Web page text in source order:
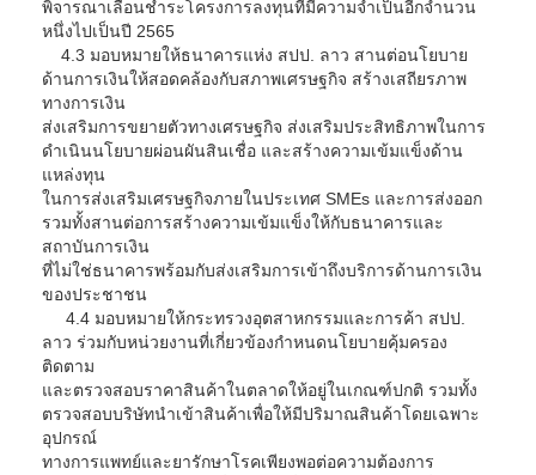
พิจารณาเลื่อนชำระโครงการลงทุนที่มีความจำเป็นอีกจำนวน
หนึ่งไปเป็นปี 2565
4.3 มอบหมายให้ธนาคารแห่ง สปป. ลาว สานต่อนโยบาย
ด้านการเงินให้สอดคล้องกับสภาพเศรษฐกิจ สร้างเสถียรภาพ
ทางการเงิน
ส่งเสริมการขยายตัวทางเศรษฐกิจ ส่งเสริมประสิทธิภาพในการ
ดำเนินนโยบายผ่อนผันสินเชื่อ และสร้างความเข้มแข็งด้าน
แหล่งทุน
ในการส่งเสริมเศรษฐกิจภายในประเทศ SMEs และการส่งออก
รวมทั้งสานต่อการสร้างความเข้มแข็งให้กับธนาคารและ
สถาบันการเงิน
ที่ไม่ใช่ธนาคารพร้อมกับส่งเสริมการเข้าถึงบริการด้านการเงิน
ของประชาชน
4.4 มอบหมายให้กระทรวงอุตสาหกรรมและการค้า สปป.
ลาว ร่วมกับหน่วยงานที่เกี่ยวข้องกำหนดนโยบายคุ้มครอง
ติดตาม
และตรวจสอบราคาสินค้าในตลาดให้อยู่ในเกณฑ์ปกติ รวมทั้ง
ตรวจสอบบริษัทนำเข้าสินค้าเพื่อให้มีปริมาณสินค้าโดยเฉพาะ
อุปกรณ์
ทางการแพทย์และยารักษาโรคเพียงพอต่อความต้องการ